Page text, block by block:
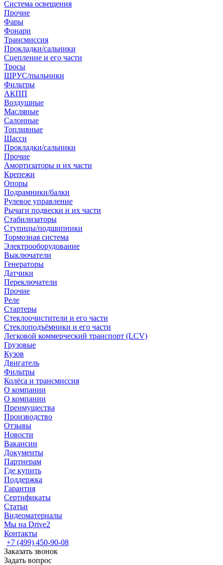
Система освещения
Прочие
Фары
Фонари
Трансмиссия
Прокладки/сальники
Сцепление и его части
Тросы
ШРУС/пыльники
Фильтры
АКПП
Воздушные
Масляные
Салонные
Топливные
Шасси
Прокладки/сальники
Прочие
Амортизаторы и их части
Крепежи
Опоры
Подрамники/балки
Рулевое управление
Рычаги подвески и их части
Стабилизаторы
Ступицы/подшипники
Тормозная система
Электрооборудование
Выключатели
Генераторы
Датчики
Переключатели
Прочие
Реле
Стартеры
Стеклоочистители и его части
Стеклоподъёмники и его части
Легковой коммерческий транспорт (LCV)
Грузовые
Кузов
Двигатель
Фильтры
Колёса и трансмиссия
О компании
О компании
Преимущества
Производство
Отзывы
Новости
Вакансии
Документы
Партнерам
Где купить
Поддержка
Гарантия
Сертификаты
Статьи
Видеоматериалы
Мы на Drive2
Контакты
+7 (499) 450-90-08
Заказать звонок
Задать вопрос